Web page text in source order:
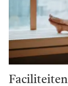
Faciliteiten